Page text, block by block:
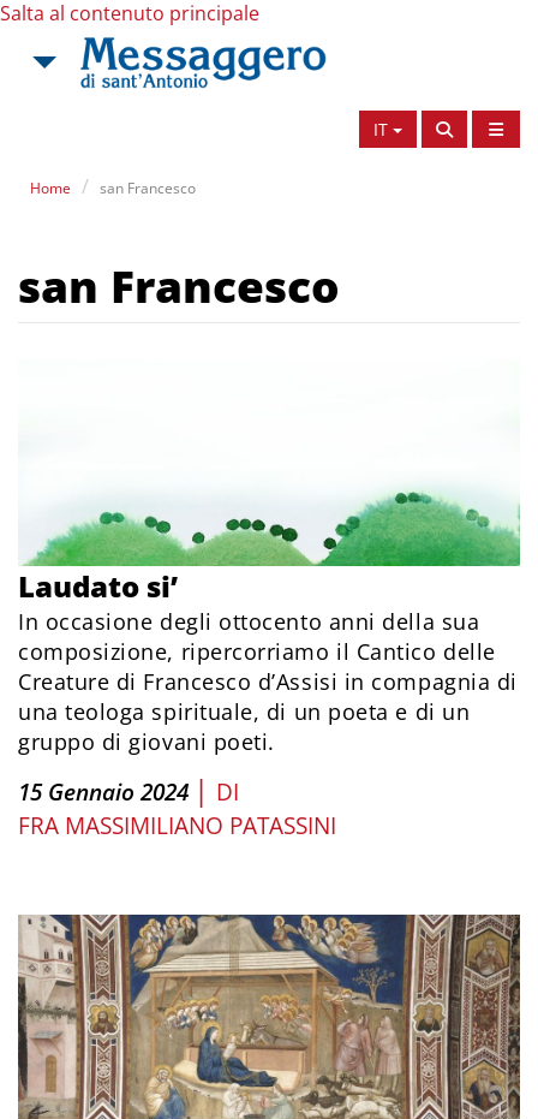
Salta al contenuto principale
IT
Home san Francesco
san Francesco
Laudato si’
In occasione degli ottocento anni della sua
composizione, ripercorriamo il Cantico delle
Creature di Francesco d’Assisi in compagnia di
una teologa spirituale, di un poeta e di un
gruppo di giovani poeti.
15 Gennaio 2024 | DI
FRA MASSIMILIANO PATASSINI